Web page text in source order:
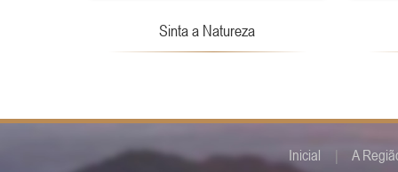
Sinta a Natureza
Inicial | A